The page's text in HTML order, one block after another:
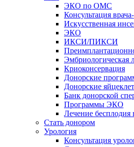
ЭКО по ОМС
Консультация
Искусственная
ЭКО
ИКСИ/ПИКСИ
Эмбриологическая
Криоконсервация
Донорские
Донорские
Банк донорской
Программы ЭКО
Лечение
Стать донором
Урология
Консультация